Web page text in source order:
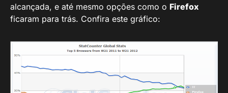
alcançada, e até mesmo opções como o Firefox
ficaram para trás. Confira este gráfico: